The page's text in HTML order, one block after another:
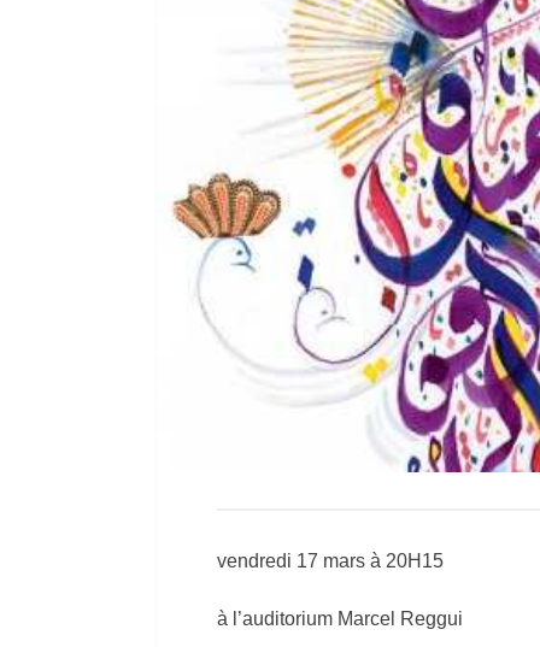
vendredi 17 mars à 20H15
à l’auditorium Marcel Reggui